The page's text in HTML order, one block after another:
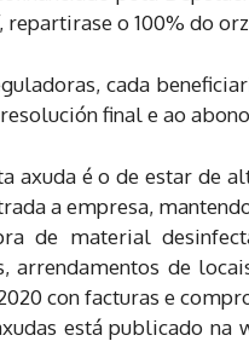
o 100% do
cada
final e ao
axuda é o de estar de
a empresa,
de material
de
con facturas e
está publicado